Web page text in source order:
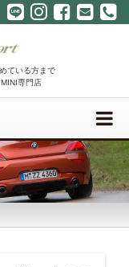
ている方まで
専門店